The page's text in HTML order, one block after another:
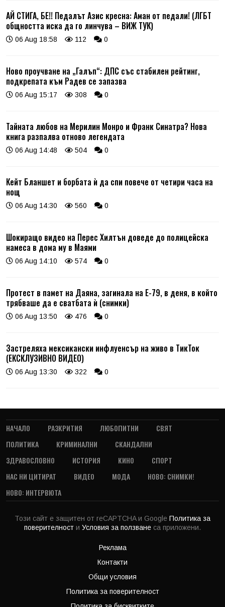
АЙ СТИГА, БЕ!! Педалът Азис кресна: Аман от педали! (ЛГБТ
общността иска да го линчува – ВИЖ ТУК)
06 Aug 18:58 112 0
Ново проучване на „Галъп“: ДПС със стабилен рейтинг,
подкрепата към Радев се запазва
06 Aug 15:17 308 0
Тайната любов на Мерилин Монро и Франк Синатра? Нова
книга разпалва отново легендата
06 Aug 14:48 504 0
Кейт Бланшет и борбата ѝ да спи повече от четири часа на
нощ
06 Aug 14:30 560 0
Шокиращо видео на Перес Хилтън доведе до полицейска
намеса в дома му в Маями
06 Aug 14:10 574 0
Протест в памет на Даяна, загинала на Е-79, в деня, в който
трябваше да е сватбата ѝ (снимки)
06 Aug 13:50 476 0
Застреляха мексикански инфлуенсър на живо в ТикТок
(ЕКСКЛУЗИВНО ВИДЕО)
06 Aug 13:30 322 0
НАЧАЛО РАЗКРИТИЯ ЛЮБОПИТНИ
СВЯТ
ПОЛИТИКА
КРИМИНАЛНИ
СКАНДАЛНИ
ЗДРАВОСЛОВНО
ИСТОРИЯ КИНО
СПОРТ
НАС НИ ЦИТИРАТ
ВИДЕО МОДА
НОВО: СНИМКИ!
НОВО: ИНТЕРВЮТА
Този сайт е защитен от reCAPTCHA и Google Политика за
поверителност и Условия за ползване са приложени.
Реклама
Контакти
Общи условия
Политика за поверителност